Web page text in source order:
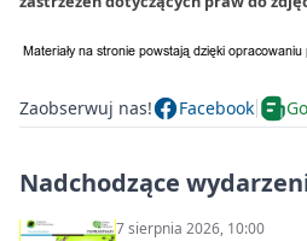
Zaobserwuj nas! Facebook
Nadchodzące
7 sierpnia 2026, 10:00